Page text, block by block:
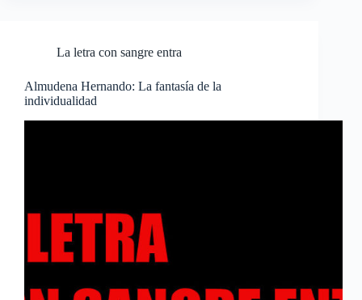
La letra con sangre entra
Almudena Hernando: La fantasía de la
individualidad